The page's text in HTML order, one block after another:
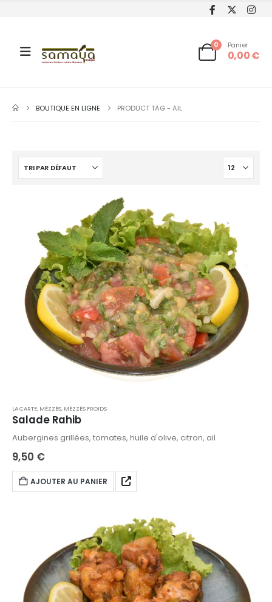
0 Panier
0,00€
BOUTIQUE EN LIGNE PRODUCT TAG -AIL
LA CARTE, MÉZZÉS, MÉZZÉS FROIDS
Salade Rahib
Aubergines grillées, tomates, huile d'olive, citron, ail
9,50 €
AJOUTER AU PANIER